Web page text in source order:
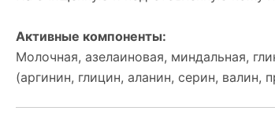
Активные компоненты:
Молочная, азелаиновая, миндальная,
(аргинин, глицин, аланин, серин, валин,